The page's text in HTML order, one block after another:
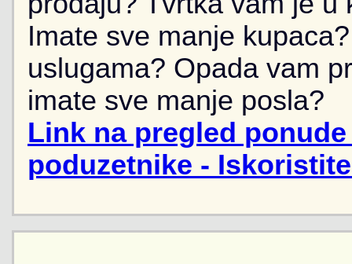
Imate sve manje
uslugama? Opada vam
imate sve manje posla?
Link na pregled
poduzetnike -